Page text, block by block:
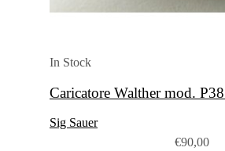
In Stock
Caricatore Walther mod.
Sig Sauer
€90,00